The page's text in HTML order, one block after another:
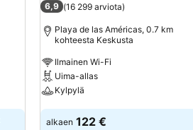
6,9 (16 299 arviota)
Playa de las Américas, 0.7 km
kohteesta Keskusta
Ilmainen Wi-Fi
Uima-allas
Kylpylä
Katso hinnat
alkaen 122 €